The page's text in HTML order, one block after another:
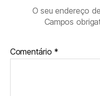
O seu endereço
Campos
Comentário *